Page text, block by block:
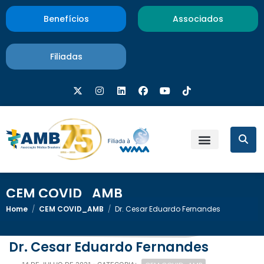
Benefícios Associados
Filiadas
CEM COVID_AMB
Home / CEM COVID_AMB / Dr. Cesar Eduardo Fernandes
Dr. Cesar Eduardo Fernandes